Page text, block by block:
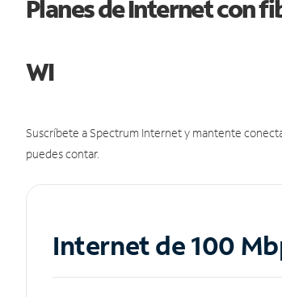
Planes de Internet con
WI
Suscríbete a Spectrum Internet y mantente
puedes contar.
Internet de 100